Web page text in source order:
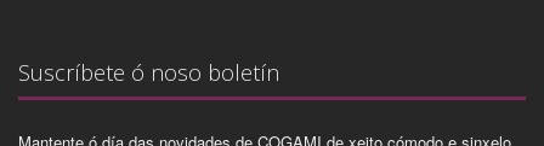
Suscríbete ó noso boletín